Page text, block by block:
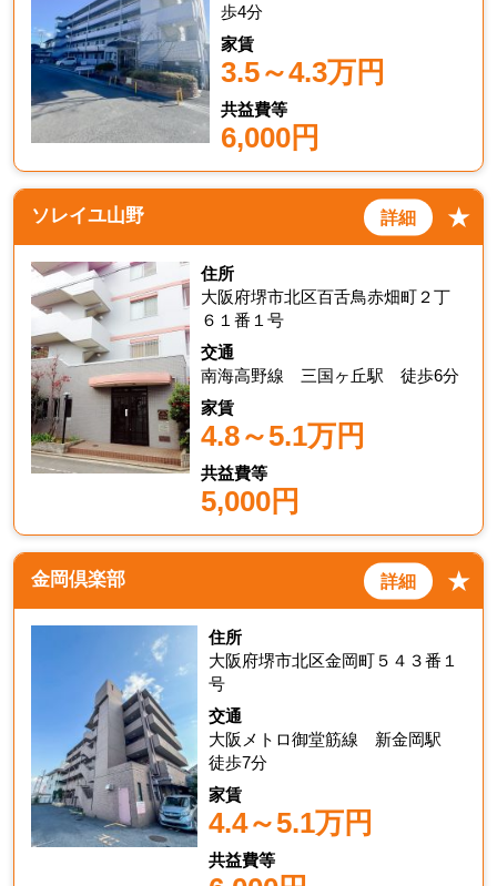
歩4分
家賃
3.5～4.3万円
共益費等
6,000円
ソレイユ山野 ★
詳細
住所
大阪府堺市北区百舌鳥赤畑町２丁
６１番１号
交通
南海高野線 三国ヶ丘駅 徒歩6分
家賃
4.8～5.1万円
共益費等
5,000円
金岡倶楽部 ★
詳細
住所
大阪府堺市北区金岡町５４３番１
号
交通
大阪メトロ御堂筋線 新金岡駅
徒歩7分
家賃
4.4～5.1万円
共益費等